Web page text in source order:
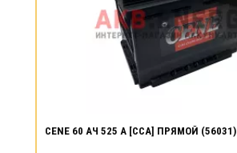
CENE 60 АЧ 525 А [CCA] ПРЯМОЙ (56031)